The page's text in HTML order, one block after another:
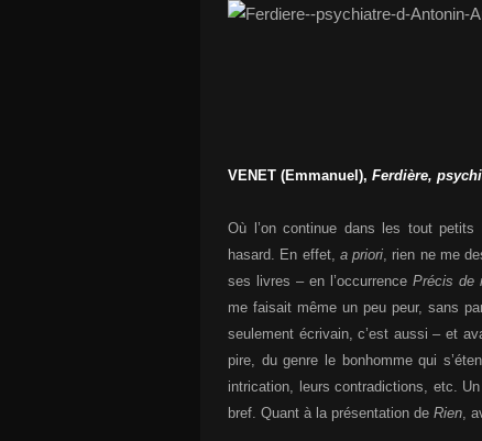
VENET (Emmanuel), Ferdière,
Où l’on continue dans les tout
hasard. En effet, a priori, rien ne me
ses livres – en l’occurrence Précis de
me faisait même un peu peur, sans
seulement écrivain, c’est aussi – et
pire, du genre le bonhomme qui
intrication, leurs contradictions, etc.
bref. Quant à la présentation de Rien,